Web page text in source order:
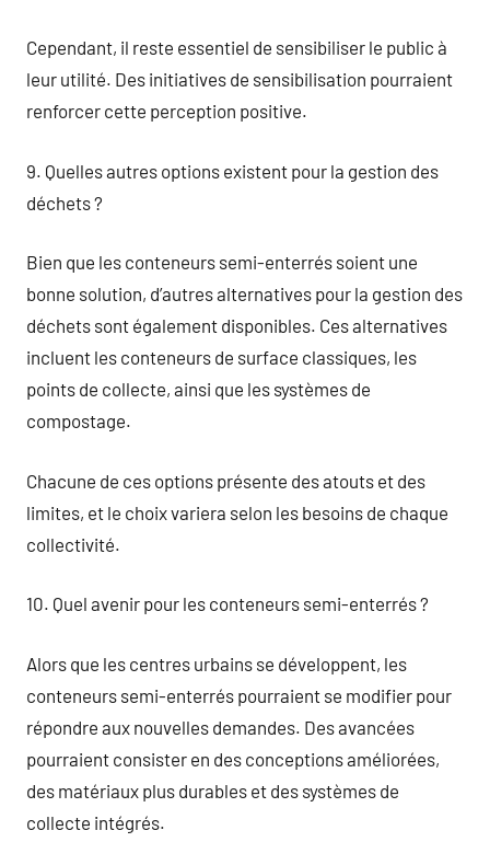
Cependant, il reste essentiel de sensibiliser le public à
leur utilité. Des initiatives de sensibilisation pourraient
renforcer cette perception positive.
9. Quelles autres options existent pour la gestion des
déchets ?
Bien que les conteneurs semi-enterrés soient une
bonne solution, d’autres alternatives pour la gestion des
déchets sont également disponibles. Ces alternatives
incluent les conteneurs de surface classiques, les
points de collecte, ainsi que les systèmes de
compostage.
Chacune de ces options présente des atouts et des
limites, et le choix variera selon les besoins de chaque
collectivité.
10. Quel avenir pour les conteneurs semi-enterrés ?
Alors que les centres urbains se développent, les
conteneurs semi-enterrés pourraient se modifier pour
répondre aux nouvelles demandes. Des avancées
pourraient consister en des conceptions améliorées,
des matériaux plus durables et des systèmes de
collecte intégrés.